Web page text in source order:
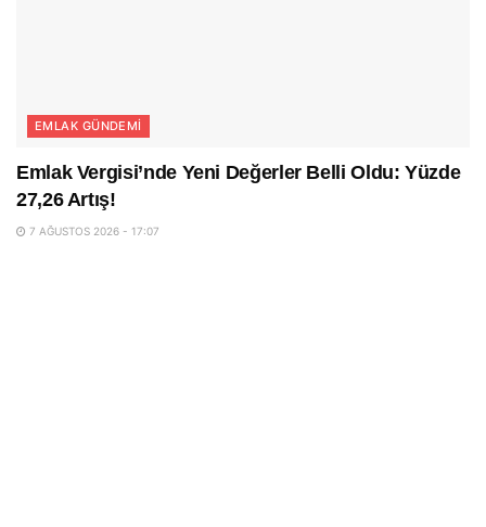
EMLAK GÜNDEMI
Emlak Vergisi’nde Yeni Değerler Belli Oldu: Yüzde
27,26 Artış!
7 AĞUSTOS 2026 - 17:07